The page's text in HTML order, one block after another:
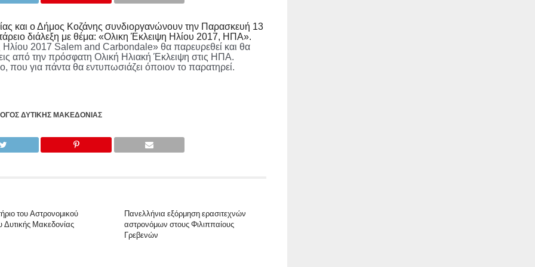
και ο Δήμος Κοζάνης συνδιοργανώνουν την Παρασκευή 13
διάλεξη με θέμα: «Ολικη Έκλειψη Ηλίου 2017, ΗΠΑ».
2017 Salem and Carbondale» θα παρευρεθεί και θα
από την πρόσφατη Ολική Ηλιακή Έκλειψη στις ΗΠΑ.
που για πάντα θα εντυπωσιάζει όποιον το παρατηρεί.
ΔΥΤΙΚΉΣ ΜΑΚΕΔΟΝΊΑΣ
του Αστρονομικού
Δυτικής Μακεδονίας
Πανελλήνια εξόρμηση ερασιτεχνών
αστρονόμων στους Φιλιππαίους
Γρεβενών